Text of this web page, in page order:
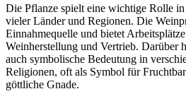
Die Pflanze spielt eine wichtige Rolle
vieler Länder und Regionen. Die
Einnahmequelle und bietet
Weinherstellung und Vertrieb. Darüber
auch symbolische Bedeutung in
Religionen, oft als Symbol für
göttliche Gnade.